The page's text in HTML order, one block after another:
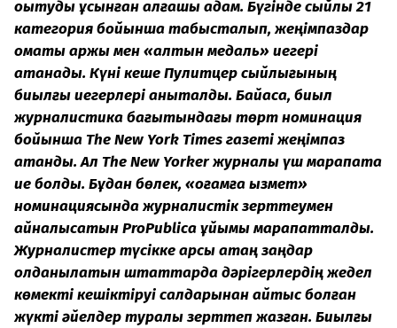
оқытуды ұсынған алғашқы адам. Бүгінде сыйлық 21
категория бойынша табысталып, жеңімпаздар
қомақты қаржы мен «алтын медаль» иегері
атанады. Күні кеше Пулитцер сыйлығының
биылғы иегерлері анықталды. Байқасақ, биыл
журналистика бағытындағы төрт номинация
бойынша The New York Times газеті жеңімпаз
атанды. Ал The New Yorker журналы үш марапатқа
ие болды. Бұдан бөлек, «қоғамға қызмет»
номинациясында журналистік зерттеумен
айналысатын ProPublica ұйымы марапатталды.
Журналистер түсікке қарсы қатаң заңдар
қолданылатын штаттарда дәрігерлердің жедел
көмекті кешіктіруі салдарынан қайтыс болған
жүкті әйелдер туралы зерттеп жазған. Биылғы